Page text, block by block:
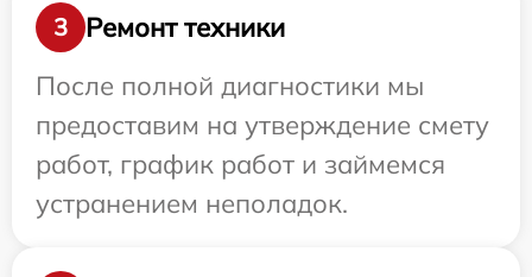
3
Ремонт техники
После полной диагностики мы
предоставим на утверждение смету
работ, график работ и займемся
устранением неполадок.